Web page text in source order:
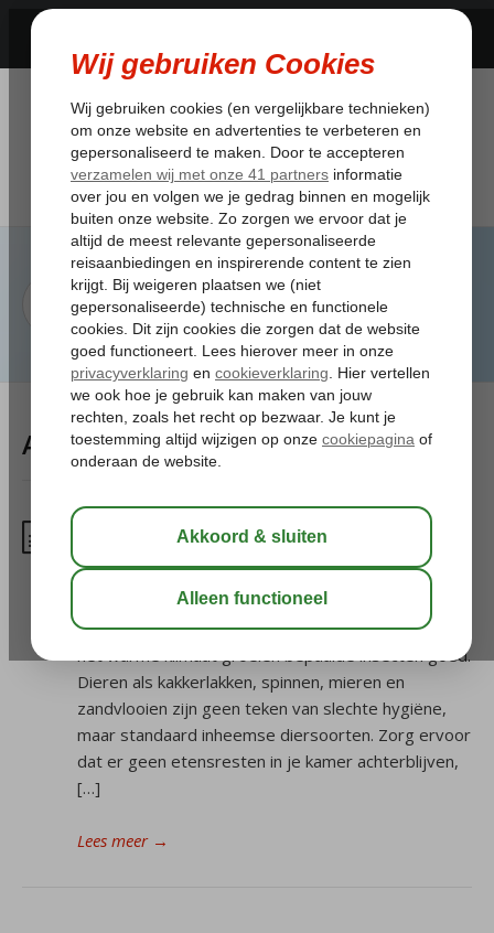
Artikelen Tagged:wangedrag
Waar kan ik overlast melden?
Ongedierte In Afrikaanse, Aziatische, Caribische en
mediterrane landen komen andere insecten en
dieren voor dan wij in Nederland gewend zijn. Door
het warme klimaat groeien bepaalde insecten goed.
Dieren als kakkerlakken, spinnen, mieren en
zandvlooien zijn geen teken van slechte hygiëne,
maar standaard inheemse diersoorten. Zorg ervoor
dat er geen etensresten in je kamer achterblijven,
[…]
Lees meer→